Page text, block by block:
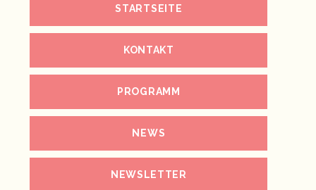
STARTSEITE
KONTAKT
PROGRAMM
NEWS
NEWSLETTER